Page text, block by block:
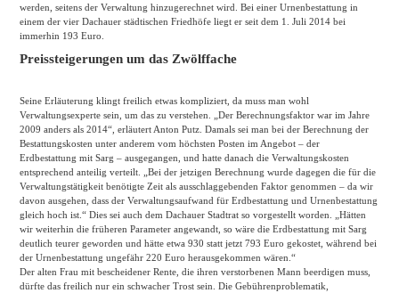
werden, seitens der Verwaltung hinzugerechnet wird. Bei einer Urnenbestattung in
einem der vier Dachauer städtischen Friedhöfe liegt er seit dem 1. Juli 2014 bei
immerhin 193 Euro.
Preissteigerungen um das Zwölffache
Seine Erläuterung klingt freilich etwas kompliziert, da muss man wohl
Verwaltungsexperte sein, um das zu verstehen. „Der Berechnungsfaktor war im Jahre
2009 anders als 2014“, erläutert Anton Putz. Damals sei man bei der Berechnung der
Bestattungskosten unter anderem vom höchsten Posten im Angebot – der
Erdbestattung mit Sarg – ausgegangen, und hatte danach die Verwaltungskosten
entsprechend anteilig verteilt. „Bei der jetzigen Berechnung wurde dagegen die für die
Verwaltungstätigkeit benötigte Zeit als ausschlaggebenden Faktor genommen – da wir
davon ausgehen, dass der Verwaltungsaufwand für Erdbestattung und Urnenbestattung
gleich hoch ist.“ Dies sei auch dem Dachauer Stadtrat so vorgestellt worden. „Hätten
wir weiterhin die früheren Parameter angewandt, so wäre die Erdbestattung mit Sarg
deutlich teurer geworden und hätte etwa 930 statt jetzt 793 Euro gekostet, während bei
der Urnenbestattung ungefähr 220 Euro herausgekommen wären.“
Der alten Frau mit bescheidener Rente, die ihren verstorbenen Mann beerdigen muss,
dürfte das freilich nur ein schwacher Trost sein. Die Gebührenproblematik,